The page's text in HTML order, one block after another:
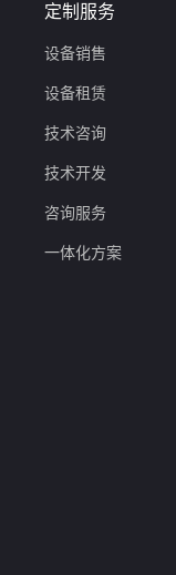
定制服务
设备销售
设备租赁
技术咨询
技术开发
咨询服务
一体化方案